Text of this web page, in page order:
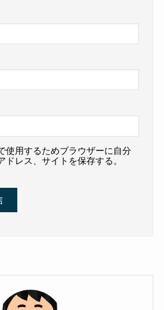
使用するためブラウザーに自分
ドレス、サイトを保存する。